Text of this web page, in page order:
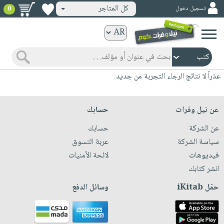
ورقية
المواضيع
صدر
مبيعاً
جوائز
شحن
مخفض
عروض
خاصة
صفحات
مشوقة
كتب
الصفحة
الرئيسية
صدر
حديثاً
الأكثر
مبيعاً
مجانية
كتب
صوتية
الصفحة
الرئيسية
masmu3
بلا
حدود
أطفال
وناشئة
الصفحةوسائل
تسجيل دخول كل المتاجر 0
عذراً لا نتائج الرجاء التجربة من جديد
عن نيل وفرات
عن الشركة
سياسة الشركة
فيديوهات
انشر كتابك
حسابك
حسابك
عربة التسوق
لائحة الأمنيات
حمّل iKitab وسائل الدفع